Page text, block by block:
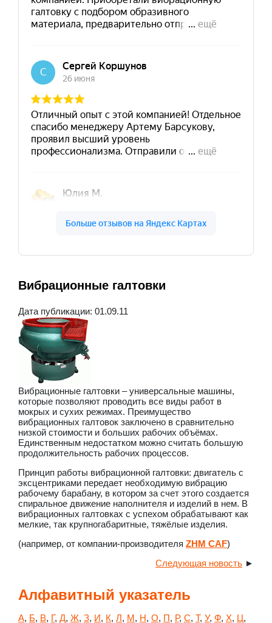
Вибрационные галтовки
Дата публикации: 01.09.11
Вибрационные галтовки – универсальные машины,
которые позволяют проводить все виды работ в
мокрых и сухих режимах. Преимущество
вибрационных галтовок заключено в сравнительно
низкой стоимости и больших рабочих объёмах.
Единственным недостатком можно считать большую
продолжительность рабочих процессов.
Принцип работы вибрационной галтовки: двигатель с
эксцентриками передает необходимую вибрацию
рабочему барабану, в котором за счет этого создается
спиральное движение наполнителя и изделий в нем. В
вибрационных галтовках с успехом обрабатывают как
мелкие, так крупногабаритные, тяжёлые изделия.
(например, от компании-производителя ZHM CAF)
Следующая новость ►
Алфавитный указатель
А, Б, В, Г, Д, Ж, З, И, К, Л, М, Н, О, П, Р, С, Т, У, Ф, Х, Ц,